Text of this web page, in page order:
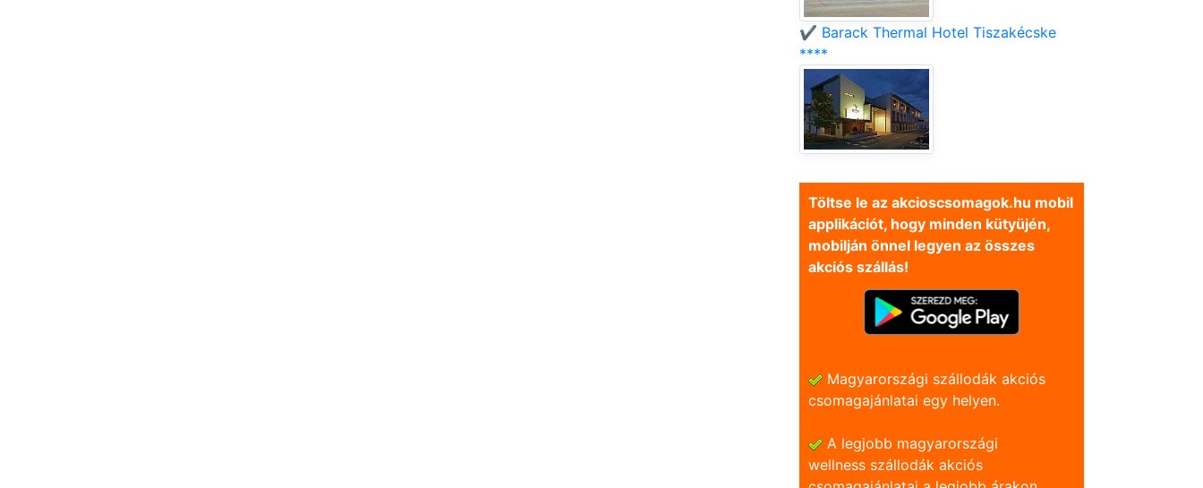
✔️ Barack Thermal Hotel Tiszakécske
****
Töltse le az akcioscsomagok.hu mobil
applikációt, hogy minden kütyüjén,
mobilján önnel legyen az összes
akciós szállás!
Magyarországi szállodák akciós
csomagajánlatai egy helyen.
A legjobb magyarországi
wellness szállodák akciós